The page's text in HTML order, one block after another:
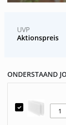
Aktionspreis
UVP
ONDERSTAAND